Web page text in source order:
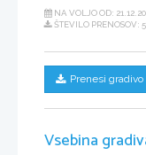
NA VOLJO OD:
ŠTEVILO PRENOSOV:
Prenesi gradivo
Vsebina